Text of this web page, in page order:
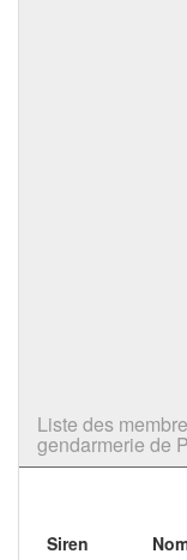
Liste des
gendarmerie de
Siren